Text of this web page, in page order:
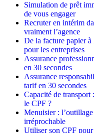
Simulation de prêt
de vous engager
Recruter en intérim
vraiment l’agence
De la facture papier
pour les entreprises
Assurance
en 30 secondes
Assurance
tarif en 30 secondes
Capacité de
le CPF ?
Menuisier :
irréprochable
Utiliser son CPF